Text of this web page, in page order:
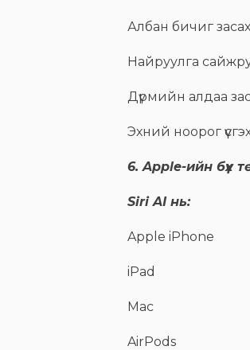
Албан бичиг засах
Найруулга
Дүрмийн алдаа
Эхний ноорог
6. Apple-ийн бүх
Siri AI нь:
Apple iPhone
iPad
Mac
AirPods